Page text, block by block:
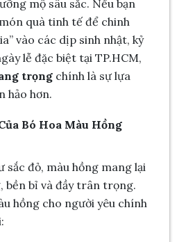
mộ sâu sắc. Nếu bạn
quà tinh tế để chinh
vào các dịp sinh nhật, kỷ
lễ đặc biệt tại TP.HCM,
trọngchính là sự lựa
hảo hơn.
Bó Hoa Màu Hồng
sắc đỏ, màu hồng mang lại
bền bỉ và đầy trân trọng.
hồng cho người yêu chính